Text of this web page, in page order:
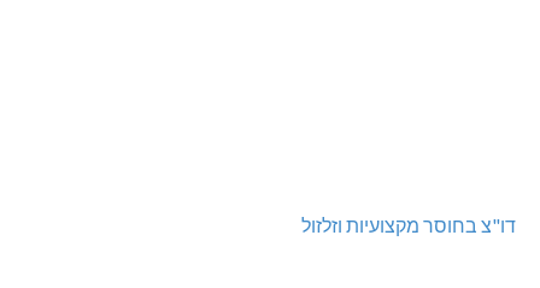
דו"צ בחוסר מקצועיות וזלזול